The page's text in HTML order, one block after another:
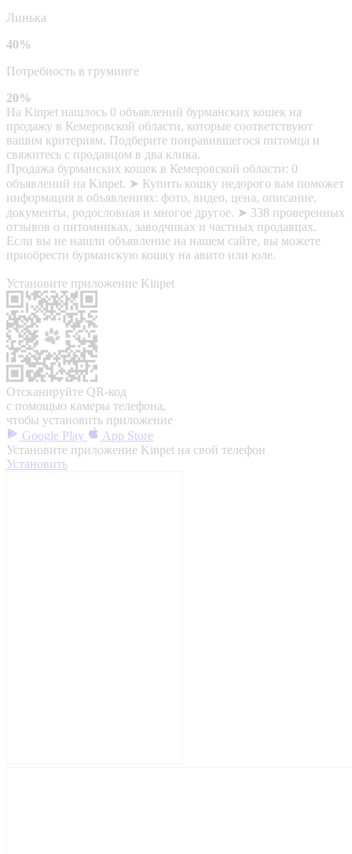
Линька
40%
Потребность в груминге
20%
На Kinpet нашлось 0 объявлений бурманских кошек на
продажу в Кемеровской области, которые соответствуют
вашим критериям. Подберите понравившегося питомца и
свяжитесь с продавцом в два клика.
Продажа бурманских кошек в Кемеровской области: 0
объявлений на Kinpet. ➤ Купить кошку недорого вам поможет
информация в объявлениях: фото, видео, цена, описание,
документы, родословная и многое другое. ➤ 338 проверенных
отзывов о питомниках, заводчиках и частных продавцах.
Если вы не нашли объявление на нашем сайте, вы можете
приобрести бурманскую кошку на авито или юле.
Установите приложение Kinpet
Отсканируйте QR-код
с помощью камеры телефона,
чтобы установить приложение
Google Play
App Store
Установите приложение Kinpet на свой телефон
Установить